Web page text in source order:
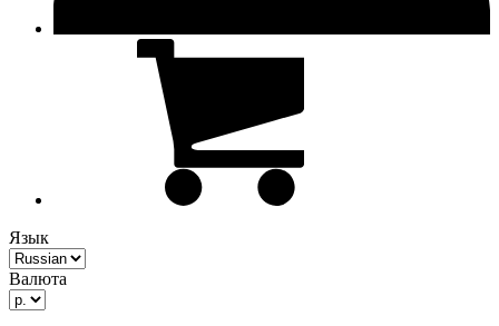
Язык
Валюта